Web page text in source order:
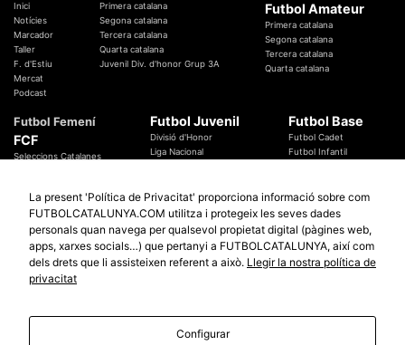
Inici
Notícies
Marcador
Taller
F. d'Estiu
Mercat
Podcast
Primera catalana
Segona catalana
Tercera catalana
Quarta catalana
Juvenil Div. d'honor Grup 3A
Futbol Amateur
Primera catalana
Segona catalana
Tercera catalana
Quarta catalana
Futbol Femení
FCF
Seleccions Catalanes
Temes Federatius
Futbol Juvenil
Divisió d'Honor
Liga Nacional
Futbol Base
Futbol Cadet
Futbol Infantil
Futbol Catalunya
Promocions
Sortejos
Participació
Especials
Copa Catalunya Absoluta 2019
Copa del Rei 2019 - 2020
La present 'Política de Privacitat' proporciona informació sobre com
FUTBOLCATALUNYA.COM utilitza i protegeix les seves dades
personals quan navega per qualsevol propietat digital (pàgines web,
apps, xarxes socials…) que pertanyi a FUTBOLCATALUNYA, així com
dels drets que li assisteixen referent a això. Llegir la nostra política de
privacitat
Configurar